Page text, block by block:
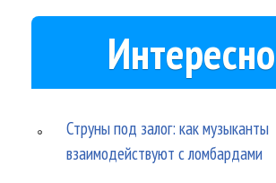
Струны под залог: как музыканты
взаимодействуют с ломбардами